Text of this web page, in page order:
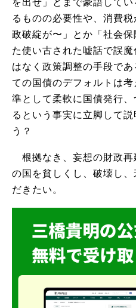
を出せ」とまで豪語して
るものの必要性や、消費
政破綻が〜」とか「社会
た使い古された嘘話で誤
はなく政策調整の手段で
ての国債のデフォルトは
準として柔軟に国債発行
るという事実に立脚して
う？
根拠なき、妄想の財政再
の国を貧しくし、破壊し
だきたい。